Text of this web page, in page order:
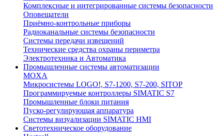
Комплексные и интегрированные системы безопасноcти
Оповещатели
Приёмно-контрольные приборы
Радиоканальные системы безопасности
Системы передачи извещений
Технические средства охраны периметра
Электротехника и Автоматика
Промышленные системы автоматизации
MOXA
Микросистемы LOGO!, S7-1200, S7-200, SITOP
Программируемые контроллеры SIMATIC S7
Промышленные блоки питания
Пуско-регулирующая аппаратура
Системы визуализации SIMATIC HMI
Светотехническое оборудование